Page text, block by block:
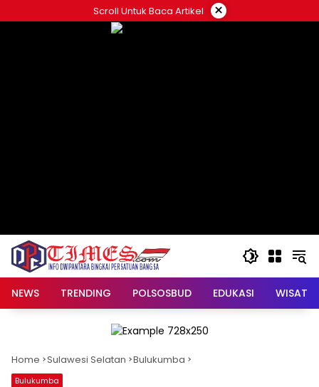
to
Scroll Untuk Baca Artikel ×
NEWS TRENDING POLSOSBUD EDUKASI WISATA
Home Sulawesi Selatan Bulukumba
Bulukumba